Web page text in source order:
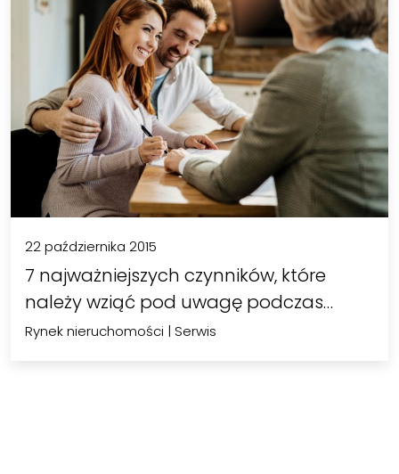
22 października 2015
7 najważniejszych czynników, które
należy wziąć pod uwagę podczas…
Rynek nieruchomości | Serwis